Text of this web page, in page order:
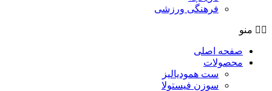
فرهنگی ورزشی
منو
صفحه اصلی
محصولات
ست همودیالیز
سوزن فیستولا